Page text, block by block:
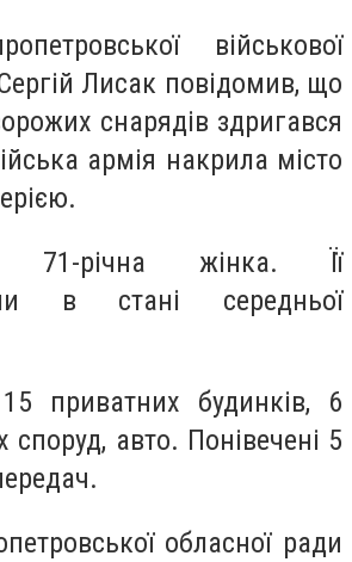
військової
Сергій Лисак повідомив, що
снарядів здригався
армія накрила місто
71-річна жінка. Її
в стані середньої
приватних будинків, 6
споруд, авто. Понівечені 5
обласної ради